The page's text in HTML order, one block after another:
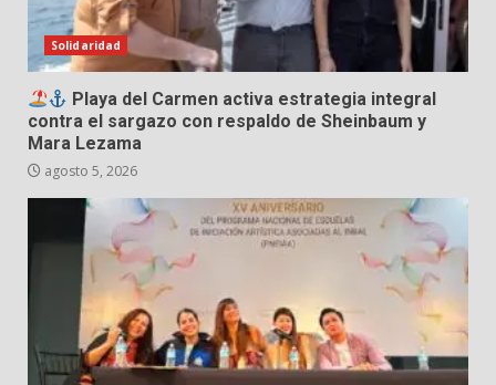
Solidaridad
Playa del Carmen activa estrategia integral
contra el sargazo con respaldo de Sheinbaum y
Mara Lezama
agosto 5, 2026